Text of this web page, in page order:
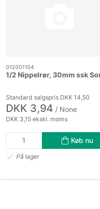
012001104
1/2 Nippelrør, 30mm ssk
Standard salgspris DKK 14,50
DKK 3,94 / None
DKK 3,15 ekskl. moms
Køb nu
På lager